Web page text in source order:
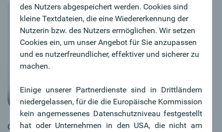
Quelle: Joachim Haslinger
des Nutzers abgespeichert werden. Cookies sind
kleine Textdateien, die eine Wiedererkennung der
Nutzerin bzw. des Nutzers ermöglichen. Wir setzen
Cookies ein, um unser Angebot für Sie anzupassen
und es nutzerfreundlicher, effektiver und sicherer zu
machen.
Einige unserer Partnerdienste sind in Drittländern
niedergelassen, für die die Europäische Kommission
kein angemessenes Datenschutzniveau festgestellt
hat oder Unternehmen in den USA, die nicht am